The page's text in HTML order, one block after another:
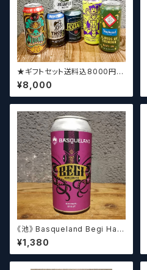
★ギフトセット送料込8000円★
（お好みに合わせて高価なビー
ルも含めて5～6本チョイスさせ
ていただきます）【クラフトビー
¥8,000
《池》 Basqueland Begi Hau
ndi ベヒ アウンディ
¥1,380